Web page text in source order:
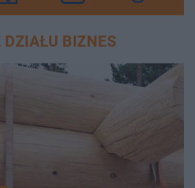
DZIAŁU BIZNES